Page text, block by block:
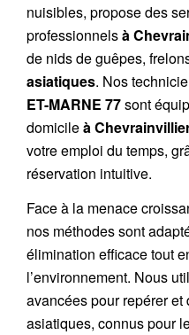
nuisibles, propose des
professionnelsà
de nids de guêpes,
asiatiques. Nos
ET-MARNE 77sont
domicileà
votre emploi du temps,
réservation intuitive.
Face à la menace
nos méthodes sont
élimination efficace tout
l’environnement. Nous
avancées pour repérer
asiatiques, connus pour